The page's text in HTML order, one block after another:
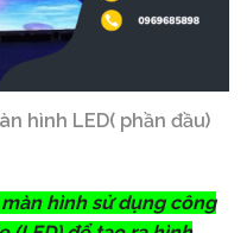
hình LED( phần đầu)
hình sử dụng công